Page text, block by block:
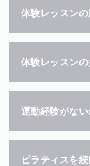
体験レッスン
体験レッスン
運動経験がな
ピラティスを